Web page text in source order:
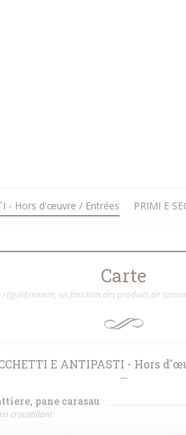
- Hors d'œuvre / Entrées PRIMI E
Carte
régulièrement, en fonction des produits de
E ANTIPASTI - Hors
pane carasau
croustillant